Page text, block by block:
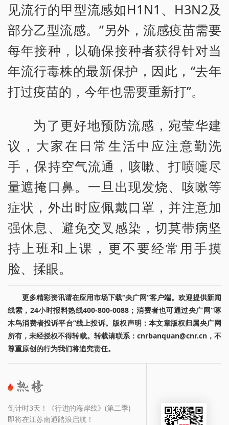
见流行的甲型流感如H1N1、H3N2及
部分乙型流感。”另外，流感疫苗需要
每年接种，以确保接种者获得针对当
年流行毒株的最新保护，因此，“去年
打过疫苗的，今年也需要重新打”。
为了更好地预防流感，宛莹华建
议，大家在日常生活中应注意勤洗
手，保持空气流通，咳嗽、打喷嚏尽
量遮掩口鼻。一旦出现发烧、咳嗽等
症状，外出时应佩戴口罩，并注意加
强休息、避免交叉感染，切莫带病坚
持上班和上课，更不要经常用手摸
脸、揉眼。
更多精彩资讯请在应用市场下载“央广网”客户端。欢迎提供新闻
线索，24小时报料热线400-800-0088；消费者也可通过央广网“啄
木鸟消费者投诉平台”线上投诉。版权声明：本文章版权归属央广网
所有，未经授权不得转载。转载请联系：cnrbanquan@cnr.cn，不
尊重原创的行为我们将追究责任。
倒计时3天！《行进的海岸线》(第二季)
即将在江苏南通踏浪启航！